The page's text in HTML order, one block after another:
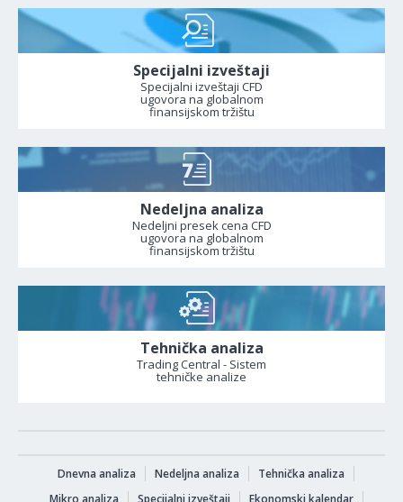
Specijalni izveštaji
Specijalni izveštaji CFD
ugovora na globalnom
finansijskom tržištu
Nedeljna analiza
Nedeljni presek cena CFD
ugovora na globalnom
finansijskom tržištu
Tehnička analiza
Trading Central - Sistem
tehničke analize
Dnevna analiza Nedeljna analiza
Tehnička analiza
Mikro analiza
Specijalni izveštaji Ekonomski kalendar